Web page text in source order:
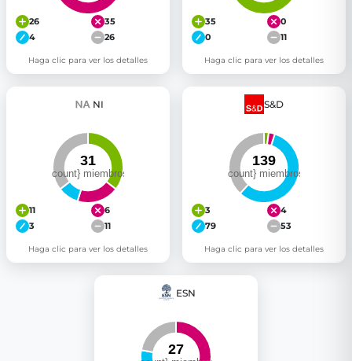
26
35
4
26
Haga clic para ver los detalles
35
0
0
11
Haga clic para ver los detalles
NI
11
6
3
11
Haga clic para ver los detalles
S&D
3
4
79
53
Haga clic para ver los detalles
ESN